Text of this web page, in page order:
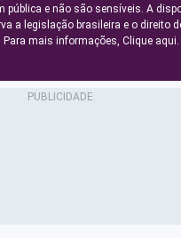
pública e não são sensíveis. A
a legislação brasileira e o direito
mais informações, Clique aqui.